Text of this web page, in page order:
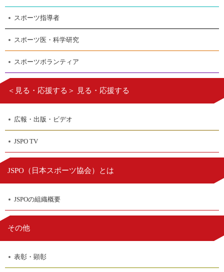
スポーツ指導者
スポーツ医・科学研究
スポーツボランティア
＜見る・応援する＞ 見る・応援する
広報・出版・ビデオ
JSPO TV
JSPO（ 日本スポーツ協会）とは
JSPOの組織概要
その他
表彰・顕彰